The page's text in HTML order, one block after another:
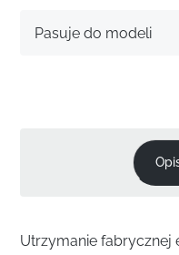
Pasuje do modeli
Utrzymanie fabrycznej